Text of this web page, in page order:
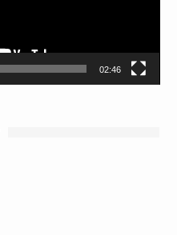
02:46